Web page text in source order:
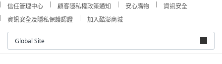
信任管理中心
顧客隱私權政策通知 安心購物
資訊安全
資訊安全及隱私保護認證
加入酷澎商城
Global Site